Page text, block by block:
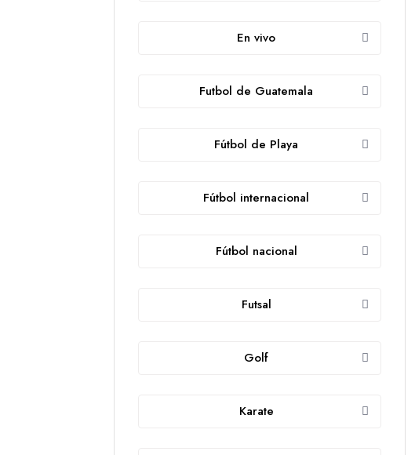
En vivo
Futbol de Guatemala
Fútbol de Playa
Fútbol internacional
Fútbol nacional
Futsal
Golf
Karate